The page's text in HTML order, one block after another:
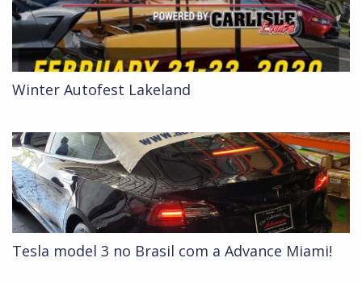
Winter Autofest Lakeland
Tesla model 3 no Brasil com a Advance Miami!